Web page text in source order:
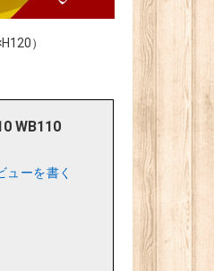
）
WB110
ューを書く